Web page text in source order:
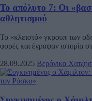
Το απόλυτο 7: Οι
αθλητισμού
Το «κλειστό» γκρουπ των
φορές και έγραψαν ιστορία
28.09.2025 Βερόνικα